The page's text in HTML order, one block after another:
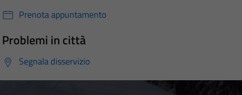
Prenota appuntamento
Problemi in città
Segnala disservizio